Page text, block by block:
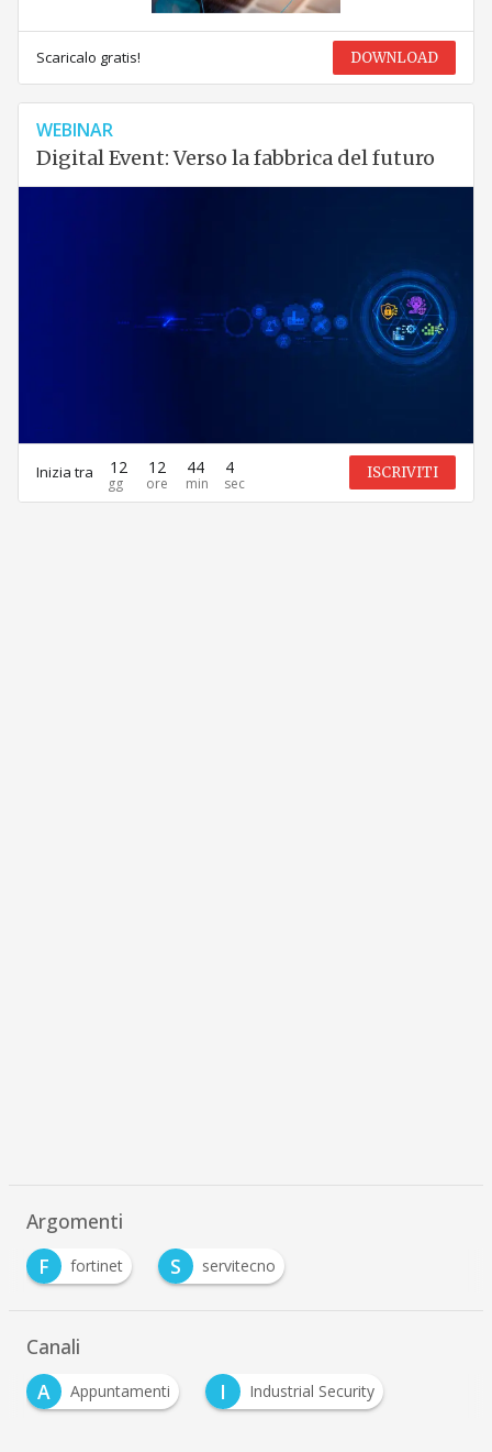
Scaricalo gratis! DOWNLOAD
WEBINAR
Digital Event: Verso la fabbrica del futuro
Inizia tra 12 12 44 4 ISCRIVITI
Argomenti
F
fortinet S servitecno
Canali
A
Appuntamenti I Industrial Security